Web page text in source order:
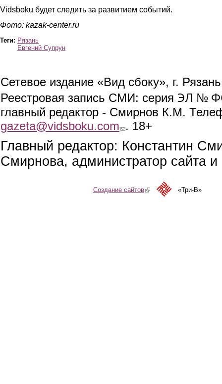
Vidsboku будет следить за развитием событий.
Фото: kazak-center.ru
Теги: Рязань
Евгений Супрун
Сетевое издание «Вид сбоку», г.
Реестровая запись СМИ: серия ЭЛ №
главный редактор - Смирнов К.М.
gazeta@vidsboku.com (link sends e-mail)
. 18+
Главный редактор: Константин
Смирнова, администратор сайта
Создание сайтов(link is external)«Три-В»